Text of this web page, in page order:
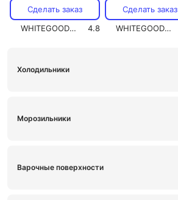
Сделать заказ
WHITEGOODS.RU
4.8
Сделать заказ
WHITEGOODS.RU
Холодильники
Морозильники
Варочные поверхности